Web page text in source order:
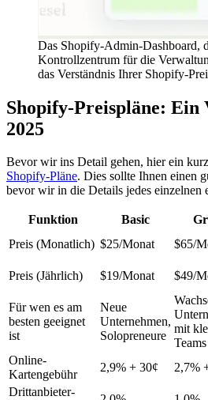
Das Shopify-Admin-Dashboard,
Kontrollzentrum für die
das Verständnis Ihrer Shopify-
Shopify-Preispläne: Ein
2025
Bevor wir ins Detail gehen, hier ein
Shopify-Pläne. Dies sollte Ihnen einen
bevor wir in die Details jedes einzelnen
Funktion Basic
Preis (Monatlich) $25/Monat $65/
Preis (Jährlich)
$19/Monat $49/
Für wen es am
besten geeignet
ist
Neue
Unternehmen,
Solopreneure
mit
Teams
Online-
Kartengebühr
2,9% + 30¢ 2,7%
Drittanbieter-